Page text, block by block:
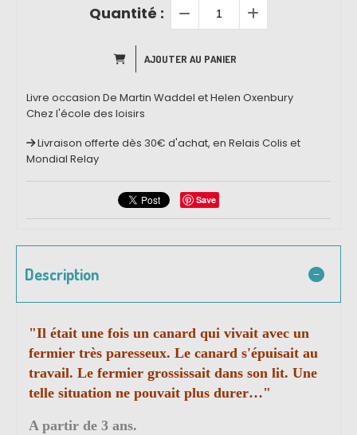
Quantité :
AJOUTER AU PANIER
Livre occasion De Martin Waddel et Helen Oxenbury
Chez l'école des loisirs
Livraison offerte dès 30€ d'achat, en Relais Colis et
Mondial Relay
Save
Description
"Il était une fois un canard qui vivait avec un
fermier très paresseux. Le canard s'épuisait au
travail. Le fermier grossissait dans son lit. Une
telle situation ne pouvait plus durer…"
A partir de 3 ans.